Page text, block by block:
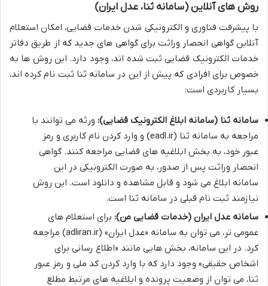
روش های آنلاین (سامانه ثنا، عدل ایران)
با پیشرفت فناوری و الکترونیکی شدن خدمات قضایی، امکان استعلام
آنلاین گواهی انحصار وراثت برای گواهی های جدید که از طریق دفاتر
خدمات الکترونیک قضایی ثبت شده اند، وجود دارد. این روش ها به
خصوص برای افرادی که پیش از این در سامانه ثنا ثبت نام کرده اند،
بسیار کاربردی است:
سامانه ثنا (سامانه ابلاغ الکترونیک قضایی): ورثه می توانند با
مراجعه به سامانه ثنا (eadl.ir) و وارد کردن نام کاربری و رمز
عبور خود، به بخش ابلاغیه های قضایی مراجعه کنند. گواهی
انحصار وراثت پس از صدور، به صورت الکترونیکی در این
سامانه ابلاغ می شود و قابل مشاهده و دانلود است. این روش
نیازمند ثبت نام قبلی در سامانه ثنا است.
سامانه عدل ایران (خدمات قضایی من): برای استعلام های
عمومی تر، می توان به سامانه «عدل ایران» (adliran.ir) مراجعه
کرد. در این سامانه، بخش هایی مانند «اطلاع رسانی برای
اشخاص حقیقی» وجود دارد که با وارد کردن کد ملی و رمز عبور
ثنا، می توان از وضعیت پرونده و ابلاغیه های مرتبط مطلع